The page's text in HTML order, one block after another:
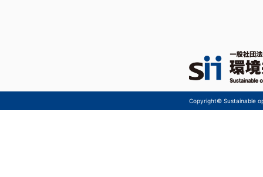
Copyright© Sustainable